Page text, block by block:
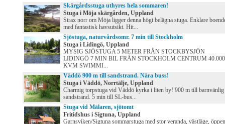
Skärgårdsstuga uthyres hela sommaren!
Stuga i Möja skärgården, Uppland
Strax norr om Möja ligger denna högt belägna stuga. Enklare
med fantastisk havsutsikt. Hit...
Sjöstuga, naturvårdsomr. 7 min till Stockholm
Stuga i Lidingö, Uppland
MYSIG SJÖSTUGA 5 METER FRÅN STOCKBYSJÖN
LIDINGÖ 7 MIN BIL FRÅN STOCKHOLM CENTRUM 40.000
KVM SWIMMI...
Väddö 900 m till sandstrand. Nära buss!
Stuga i Väddö, Norrtälje, Uppland
Charmig torpstuga vid Väddö kyrka i liten by! 900 m till barnvänlig
sandstrand. 5 min till SL-bus...
Stuga vid Mälaren, sjötomt
Fritidshus i Sigtuna, Uppland
Garnsviken/Sigtuna sommarstuga med stor veranda, västläge, öppen